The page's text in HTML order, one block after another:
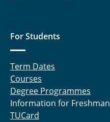
For Students
Term Dates
Courses
Degree Programmes
Information for Freshman
TUCard